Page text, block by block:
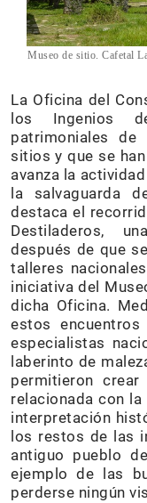
Museo de sitio. Cafetal
La Oficina del
los Ingenios
patrimoniales
sitios y que se
avanza la
la salvaguarda
destaca el
Destiladeros,
después de que
talleres
iniciativa del
dicha Oficina.
estos
especialistas
laberinto de
permitieron
relacionada con
interpretación
los restos de las
antiguo pueblo
ejemplo de las
perderse ningún